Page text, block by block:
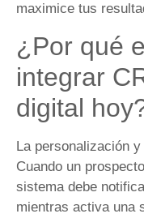
maximice tus
¿Por qué
integrar
digital
La personalización
Cuando un
sistema debe
mientras activa una